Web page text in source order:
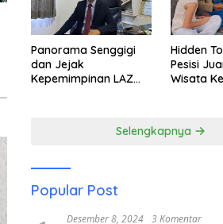
Panorama Senggigi
dan Jejak
Kepemimpinan LAZ
Hidden
Pesisi
Wisata
Selengkapnya
Popular Post
Desember 8, 2024 3 Komentar